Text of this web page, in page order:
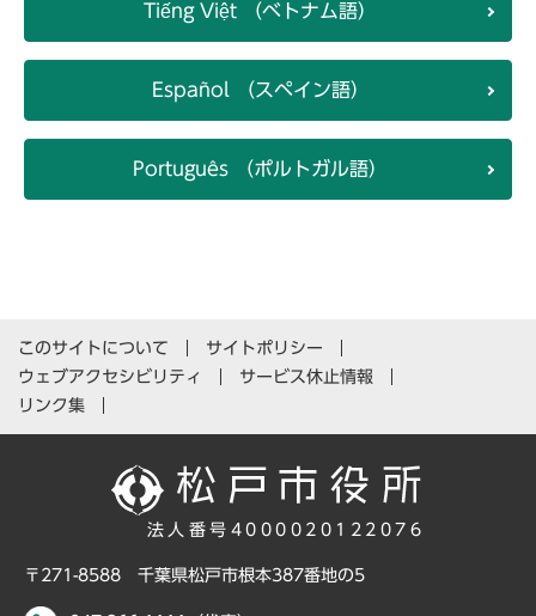
Tiếng Việt （ベトナム語）
Español （スペイン語）
Português （ポルトガル語）
このサイトについて
サイトポリシー
ウェブアクセシビリティ
サービス休止情報
リンク集
法人番号4000020122076
〒271-8588 千葉県松戸市根本387番地の5